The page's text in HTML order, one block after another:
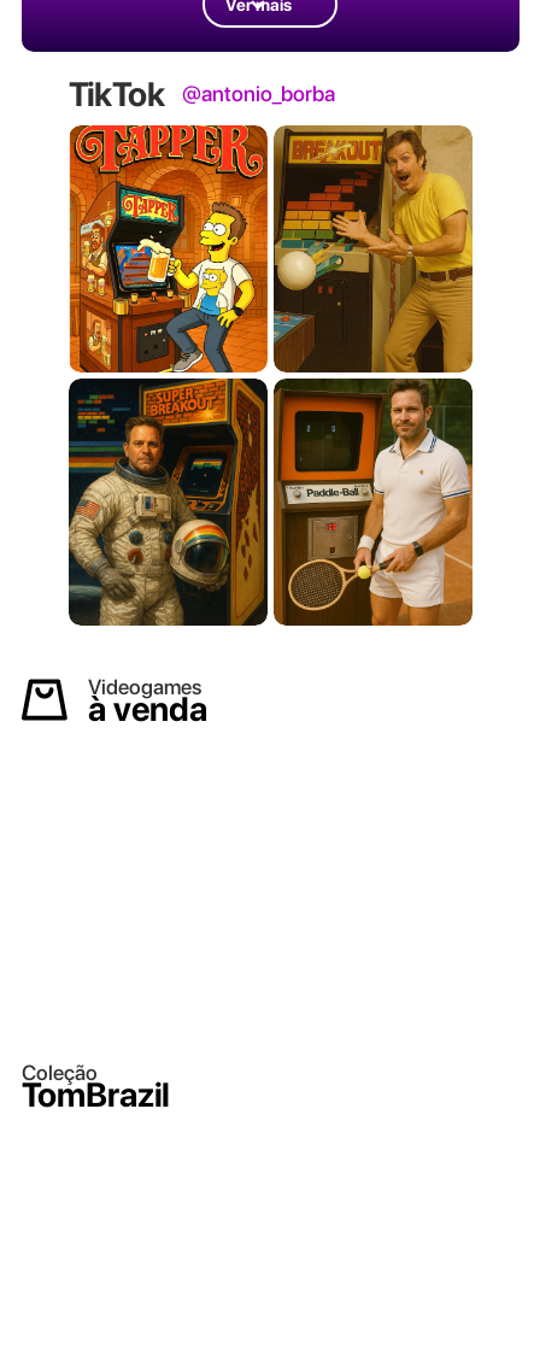
Ver mais
TikTok @antonio_borba
Videogames
à venda
Coleção
TomBrazil